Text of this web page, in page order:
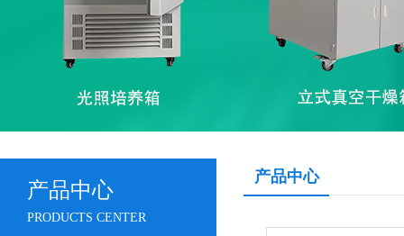
产品中心
PRODUCTS CENTER
产品中心